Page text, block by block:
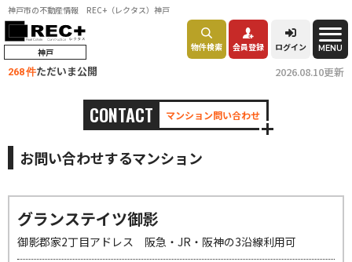
神戸市の不動産情報 REC+（レクタス）神戸
神戸 物件検索 会員登録 ログイン MENU
268 件ただいま公開 2026.08.10更新
CONTACT マンション問い合わせ
お問い合わせするマンション
グランステイツ御影
御影郡家2丁目アドレス 阪急・JR・阪神の3沿線利用可